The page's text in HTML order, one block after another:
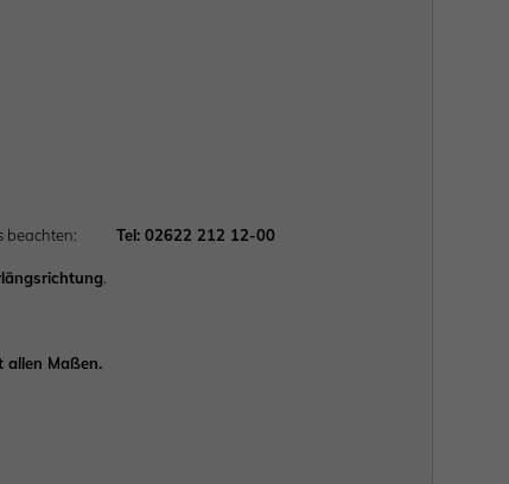
beachten:Tel: 02622 212 12-00
allen Maßen.